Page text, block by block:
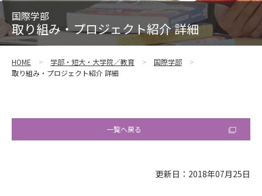
国際学部
取り組み・プロジェクト紹介 詳細
HOME 学部・短大・大学院／教育
国際学部
取り組み・プロジェクト紹介 詳細
一覧へ戻る
更新日：2018年07月25日